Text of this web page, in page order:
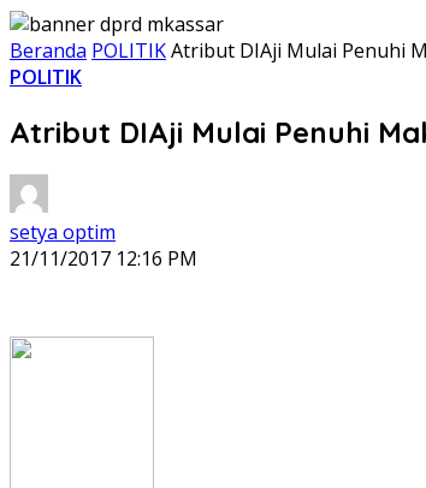
Beranda POLITIKAtribut DIAji Mulai Penuhi
POLITIK
Atribut DIAji Mulai Penuhi
setya optim
21/11/2017 12:16 PM